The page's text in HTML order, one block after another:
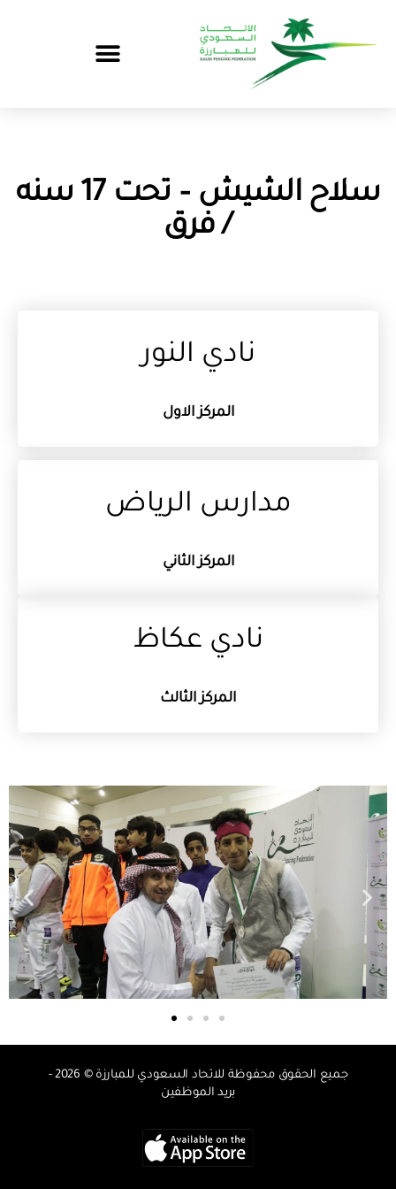
سلاح الشيش – تحت 17 سنه
/ فرق
نادي النور
المركز الاول
مدارس الرياض
المركز الثاني
نادي عكاظ
المركز الثالث
جميع الحقوق محفوظة للاتحاد السعودي للمبارزة © 2026 -
بريد الموظفين